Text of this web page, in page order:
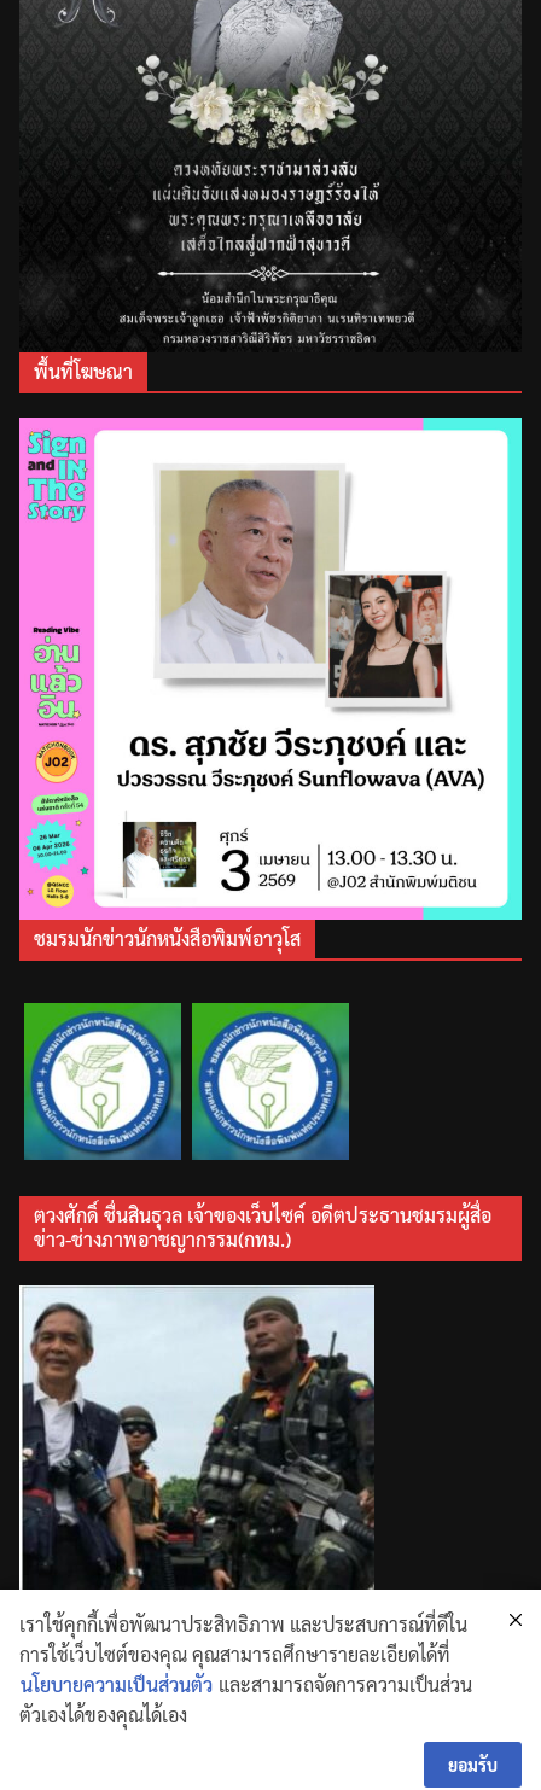
พื้นที่โฆษณา
ชมรมนักข่าวนักหนังสือพิมพ์อาวุโส
ตวงศักดิ์ ชื่นสินธุวล เจ้าของเว็บไซค์ อดีตประธานชมรมผู้สื่อ
ข่าว-ช่างภาพอาชญากรรม(กทม.)
WordPress.
เราใช้คุกกี้เพื่อพัฒนาประสิทธิภาพ และประสบการณ์ที่ดีใน
การใช้เว็บไซต์ของคุณ คุณสามารถศึกษารายละเอียดได้ที่
นโยบายความเป็นส่วนตัว และสามารถจัดการความเป็นส่วน
ตัวเองได้ของคุณได้เอง
ยอมรับ